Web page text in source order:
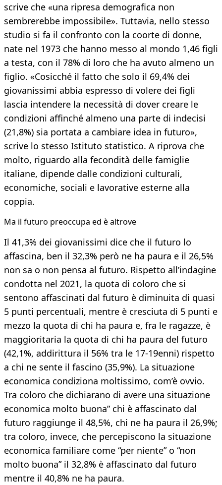
scrive che «una ripresa demografica non
sembrerebbe impossibile». Tuttavia, nello stesso
studio si fa il confronto con la coorte di donne,
nate nel 1973 che hanno messo al mondo 1,46 figli
a testa, con il 78% di loro che ha avuto almeno un
figlio. «Cosicché il fatto che solo il 69,4% dei
giovanissimi abbia espresso di volere dei figli
lascia intendere la necessità di dover creare le
condizioni affinché almeno una parte di indecisi
(21,8%) sia portata a cambiare idea in futuro»,
scrive lo stesso Istituto statistico. A riprova che
molto, riguardo alla fecondità delle famiglie
italiane, dipende dalle condizioni culturali,
economiche, sociali e lavorative esterne alla
coppia.
Ma il futuro preoccupa ed è altrove
Il 41,3% dei giovanissimi dice che il futuro lo
affascina, ben il 32,3% però ne ha paura e il 26,5%
non sa o non pensa al futuro. Rispetto all’indagine
condotta nel 2021, la quota di coloro che si
sentono affascinati dal futuro è diminuita di quasi
5 punti percentuali, mentre è cresciuta di 5 punti e
mezzo la quota di chi ha paura e, fra le ragazze, è
maggioritaria la quota di chi ha paura del futuro
(42,1%, addirittura il 56% tra le 17-19enni) rispetto
a chi ne sente il fascino (35,9%). La situazione
economica condiziona moltissimo, com’è ovvio.
Tra coloro che dichiarano di avere una situazione
economica molto buona” chi è affascinato dal
futuro raggiunge il 48,5%, chi ne ha paura il 26,9%;
tra coloro, invece, che percepiscono la situazione
economica familiare come “per niente” o “non
molto buona” il 32,8% è affascinato dal futuro
mentre il 40,8% ne ha paura.